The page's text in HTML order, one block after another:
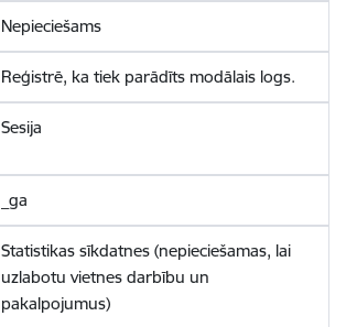
Nepieciešams
Reģistrē, ka tiek parādīts modālais logs.
Sesija
_ga
Statistikas sīkdatnes (nepieciešamas, lai
uzlabotu vietnes darbību un
pakalpojumus)